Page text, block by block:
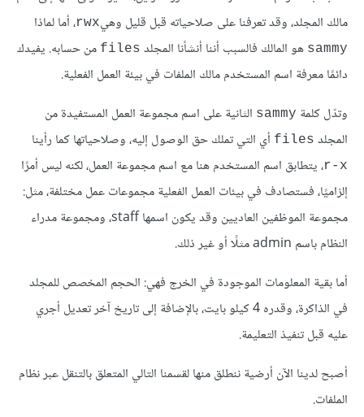
مالك المجلد، وقد تعرفنا على صلاحياته قبل قليل وهيrwx، أما لماذا
sammy هو المالك فالسبب أننا أنشأنا المجلد files من حسابه. يفيدك
دائمًا معرفة اسم المستخدم مالك الملفات في بيئة العمل الفعلية.
وتدّل كلمة sammy الثانية على اسم مجموعة العمل المستفيدة من
المجلد files أي التي تملك حق الوصول إليه، وصلاحياتها كما رأينا
r-x، يتطابق اسم المستخدم هنا مع اسم مجموعة العمل، لكنه ليس أمرًا
إلزاميًا، فستصادف في بيئات العمل الفعلية مجموعات عمل مختلفة، مثل:
مجموعة الموظفين العاديين وقد يكون اسمها staff، ومجموعة مدراء
النظام باسم admin مثلًا أو غير ذلك.
أما بقية المعلومات الموجودة في الخرج فهي: الحجم المخصص للمجلد
في الذاكرة، وقدره 4 كيلو بايت، بالإضافة إلى تاريخ آخر تعديل أجري
عليه قبل تنفيذ التعليمة.
أصبح لدينا الآن أرضية ننطلق منها لقسمنا التالي المتعلق بالتنقل عبر نظام
الملفات.